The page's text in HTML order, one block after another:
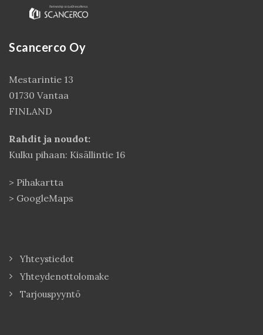
Scancerco Oy
Mestarintie 13
01730 Vantaa
FINLAND
Rahdit ja noudot:
Kulku pihaan: Kisällintie 16
> Pihakartta
> GoogleMaps
Yhteystiedot
Yhteydenottolomake
Tarjouspyyntö